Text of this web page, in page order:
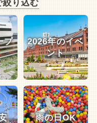
絞り込む
プ
2026年のイベ
ント
雨の日OK